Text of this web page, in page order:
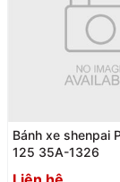
nhiều lực đẩy.
Khóa kép
Mặt bích
lắp đặt thực tế.
Bánh xe shenpai
125 35A-1326